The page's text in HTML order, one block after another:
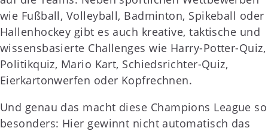
wie Fußball, Volleyball, Badminton, Spikeball oder
Hallenhockey gibt es auch kreative, taktische und
wissensbasierte Challenges wie Harry-Potter-Quiz,
Politikquiz, Mario Kart, Schiedsrichter-Quiz,
Eierkartonwerfen oder Kopfrechnen.
Und genau das macht diese Champions League so
besonders: Hier gewinnt nicht automatisch das